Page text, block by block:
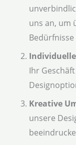
uns an, um
Ihr
Kreative
unsere